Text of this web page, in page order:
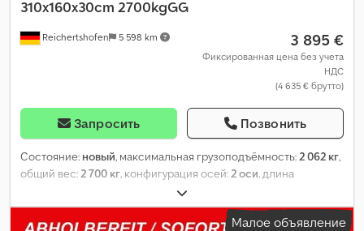
Reichertshofen 5 598 km
310x160x30cm 2700kgGG
3 895 €
Фиксированная цена без учета
НДС
(4 635 € брутто)
Запросить Позвонить
Состояние: новый, максимальная грузоподъёмность:2 062 кг,
общий вес:2 700 кг, конфигурация осей:2 оси, длина
, ширина пространства для
загрузки:1 600 мм, высота грузового отсека:300 мм,
Малое объявление